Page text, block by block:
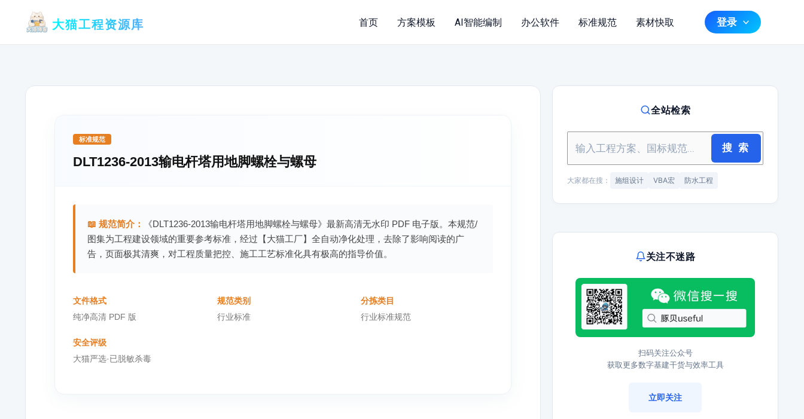
大猫工程资源库 首页 方案模板 AI智能编制 办公软件 标准规范 素材快取 登录
标准规范
DLT1236-2013输电杆塔用地脚螺栓与螺母
📖 规范简介：
《DLT1236-2013输电杆塔用地脚螺栓与螺母》最新高清无水印 PDF 电子版。本规范/
图集为工程建设领域的重要参考标准，经过【大猫工厂】全自动净化处理，去除了影响阅读的广
告，页面极其清爽，对工程质量把控、施工工艺标准化具有极高的指导价值。
文件格式
纯净高清 PDF 版
规范类别
行业标准
分拣类目
行业标准规范
安全评级
大猫严选·已脱敏杀毒
全站检索
搜 索
大家都在搜： 施组设计 VBA宏 防水工程
关注不迷路
扫码关注公众号
获取更多数字基建干货与效率工具
立即关注